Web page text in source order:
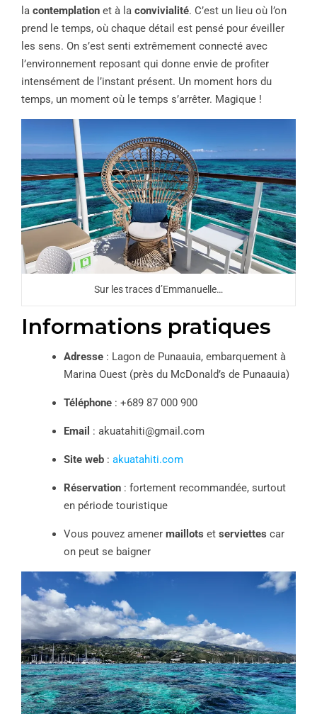
la contemplation et à la convivialité. C’est un lieu où l’on
prend le temps, où chaque détail est pensé pour éveiller
les sens. On s’est senti extrêmement connecté avec
l’environnement reposant qui donne envie de profiter
intensément de l’instant présent. Un moment hors du
temps, un moment où le temps s’arrêter. Magique !
Sur les traces d’Emmanuelle…
Informations pratiques
Adresse : Lagon de Punaauia, embarquement à
Marina Ouest (près du McDonald’s de Punaauia)
Téléphone : +689 87 000 900
Email : akuatahiti@gmail.com
Site web : akuatahiti.com
Réservation : fortement recommandée, surtout
en période touristique
Vous pouvez amener maillots et serviettes car
on peut se baigner